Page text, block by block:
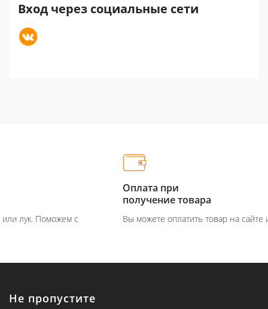
Вход через социальные сети
Вы можете оплатить товар на сайте или при получение
Не пропустите